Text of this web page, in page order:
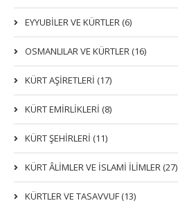
EYYUBİLER VE KÜRTLER (6)
OSMANLILAR VE KÜRTLER (16)
KÜRT AŞİRETLERİ (17)
KÜRT EMİRLİKLERİ (8)
KÜRT ŞEHİRLERİ (11)
KÜRT ÂLİMLER VE İSLAMİ İLİMLER (27)
KÜRTLER VE TASAVVUF (13)